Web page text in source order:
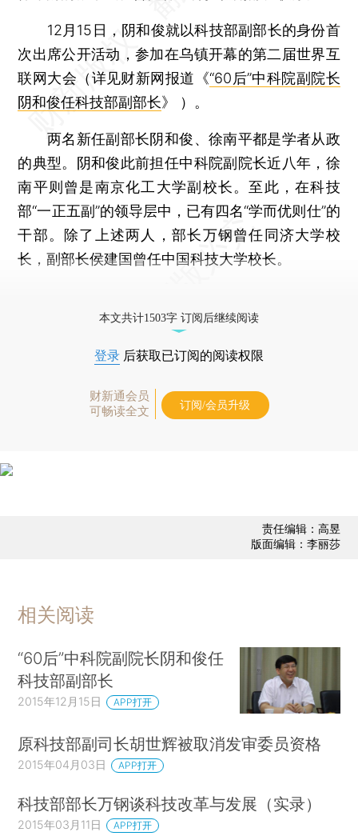
12月15日，阴和俊就以科技部副部长的身份首
次出席公开活动，参加在乌镇开幕的第二届世界互
联网大会（详见财新网报道《“60后”中科院副院长
阴和俊任科技部副部长》 ）。
两名新任副部长阴和俊、徐南平都是学者从政
的典型。阴和俊此前担任中科院副院长近八年，徐
南平则曾是南京化工大学副校长。至此，在科技
部“一正五副”的领导层中，已有四名“学而优则仕”的
干部。除了上述两人，部长万钢曾任同济大学校
长，副部长侯建国曾任中国科技大学校长。
本文共计1503字 订阅后继续阅读
登录 后获取已订阅的阅读权限
财新通会员
可畅读全文
订阅/会员升级
责任编辑：高昱
版面编辑：李丽莎
相关阅读
“60后”中科院副院长阴和俊任
科技部副部长
2015年12月15日 APP打开
原科技部副司长胡世辉被取消发审委员资格
2015年04月03日 APP打开
科技部部长万钢谈科技改革与发展（实录）
2015年03月11日 APP打开